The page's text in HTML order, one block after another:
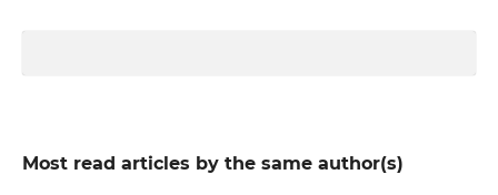
Most read articles by the same author(s)